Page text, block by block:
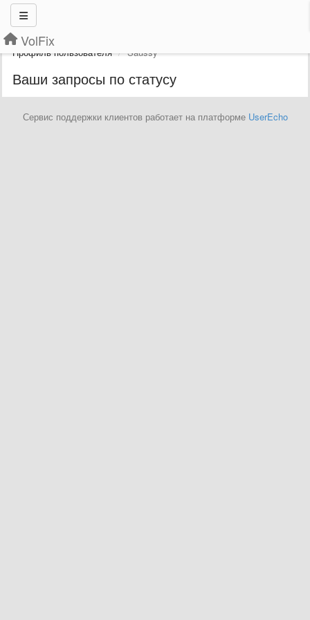
VolFix
Профиль пользователя Saussy
Ваши запросы по статусу
Сервис поддержки клиентов работает на платформе UserEcho